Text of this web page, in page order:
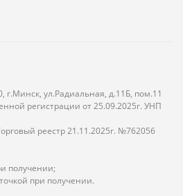
г.Минск, ул.Радиальная, д.11Б, пом.11
регистрации от 25.09.2025г. УНП
реестр 21.11.2025г. №762056
получении;
при получении.